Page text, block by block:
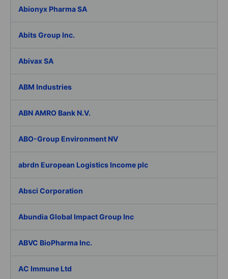
Abionyx Pharma SA
Abits Group Inc.
Abivax SA
ABM Industries
ABN AMRO Bank N.V.
ABO-Group Environment NV
abrdn European Logistics Income plc
Absci Corporation
Abundia Global Impact Group Inc
ABVC BioPharma Inc.
AC Immune Ltd